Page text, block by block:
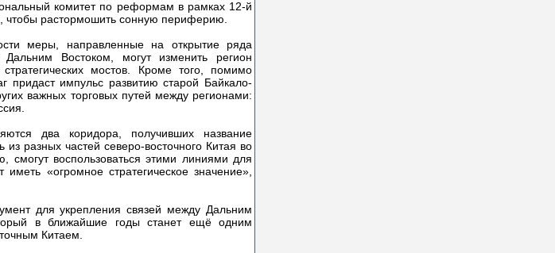
комитет по реформам в рамках 12-й
чтобы растормошить сонную периферию.
меры, направленные на открытие ряда
Востоком, могут изменить регион
мостов. Кроме того, помимо
придаст импульс развитию старой Байкало-
важных торговых путей между регионами:
два коридора, получивших название
разных частей северо-восточного Китая во
воспользоваться этими линиями для
«огромное стратегическое значение»,
для укрепления связей между Дальним
в ближайшие годы станет ещё одним
Китаем.